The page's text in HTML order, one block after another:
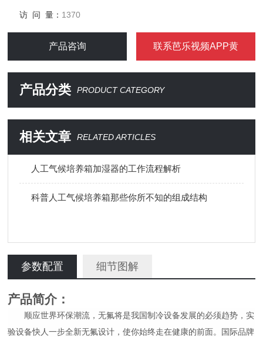
访 问 量： 1370
产品咨询 联系芭乐视频APP黄
产品分类 PRODUCT CATEGORY
相关文章 RELATED ARTICLES
人工气候培养箱加湿器的工作流程解析
科普人工气候培养箱那些你所不知的组成结构
参数配置 细节图解
产品简介：
顺应世界环保潮流，无氟将是我国制冷设备发展的必须趋势，实
验设备快人一步全新无氟设计，使你始终走在健康的前面。国际品牌